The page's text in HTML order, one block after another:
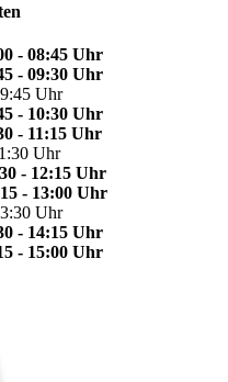
- 08:45 Uhr
- 09:30 Uhr
Uhr
- 10:30 Uhr
- 11:15 Uhr
Uhr
- 12:15 Uhr
- 13:00 Uhr
Uhr
- 14:15 Uhr
- 15:00 Uhr